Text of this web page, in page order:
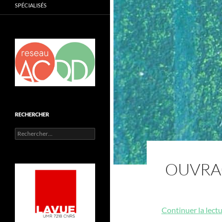
Continuer la
SPÉCIALISÉS
RECHERCHER
Rechercher :